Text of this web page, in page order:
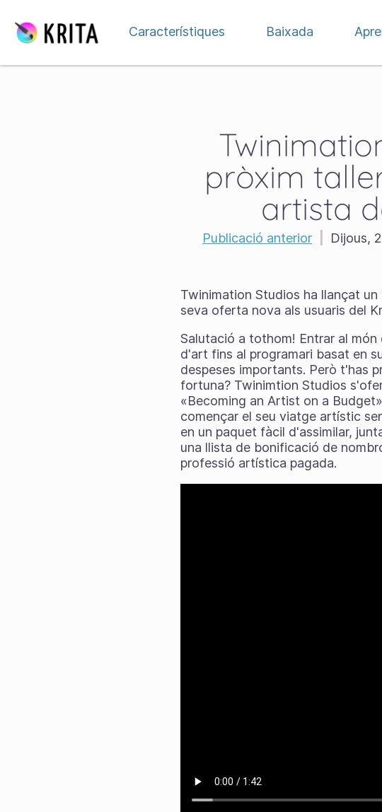
Característiques
Baixada
pròxim
artista
Publicació anterior Dijous,
Twinimation Studios ha llançat
seva oferta nova als usuaris del
Salutació a tothom! Entrar al
d'art fins al programari basat en
despeses importants. Però t'has
fortuna? Twinimtion Studios
«Becoming an Artist on a
començar el seu viatge artístic
en un paquet fàcil d'assimilar,
una llista de bonificació de
professió artística pagada.